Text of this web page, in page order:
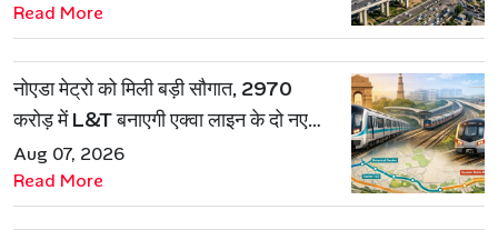
Read More
नोएडा मेट्रो को मिली बड़ी सौगात, 2970
करोड़ में L&T बनाएगी एक्वा लाइन के दो नए
रूट
Aug 07, 2026
Read More